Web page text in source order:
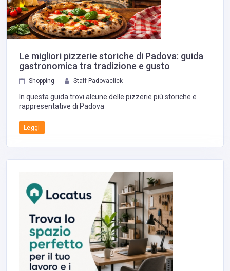
Le migliori pizzerie storiche di Padova: guida
gastronomica tra tradizione e gusto
Shopping Staff Padovaclick
In questa guida trovi alcune delle pizzerie più storiche e
rappresentative di Padova
Leggi